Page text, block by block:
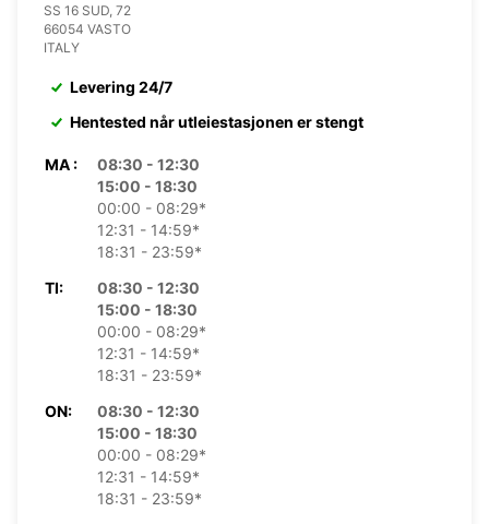
SS 16 SUD, 72
66054 VASTO
ITALY
Levering 24/7
Hentested når utleiestasjonen er stengt
MA :
08:30 - 12:30
15:00 - 18:30
00:00 - 08:29*
12:31 - 14:59*
18:31 - 23:59*
TI:
08:30 - 12:30
15:00 - 18:30
00:00 - 08:29*
12:31 - 14:59*
18:31 - 23:59*
ON:
08:30 - 12:30
15:00 - 18:30
00:00 - 08:29*
12:31 - 14:59*
18:31 - 23:59*